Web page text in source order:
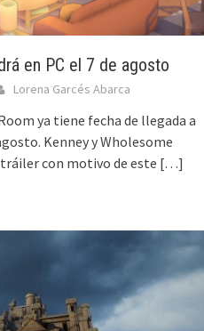
en PC el 7 de agosto
Lorena Garcés Abarca
ya tiene fecha de llegada a
Kenney y Wholesome
con motivo de este […]